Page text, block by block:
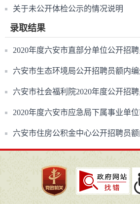
更多>>
关于未公开体检公示的情况说明
录取结果
更多>>